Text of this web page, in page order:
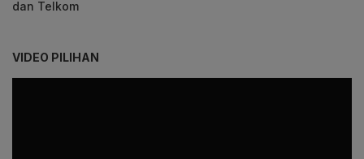
dan Telkom
VIDEO PILIHAN